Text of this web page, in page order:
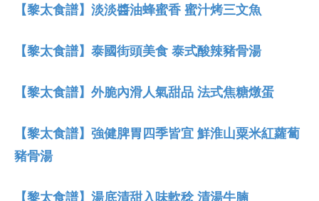
【黎太食譜】淡淡醬油蜂蜜香 蜜汁烤三文魚
【黎太食譜】泰國街頭美食 泰式酸辣豬骨湯
【黎太食譜】外脆內滑人氣甜品 法式焦糖燉蛋
【黎太食譜】強健脾胃四季皆宜 鮮淮山粟米紅蘿蔔
豬骨湯
【黎太食譜】湯底清甜入味軟稔 清湯牛腩